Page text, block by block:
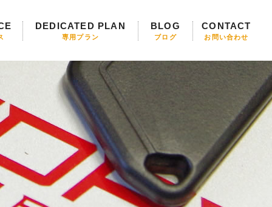
DEDICATED PLAN
専用プラン
BLOG
ブログ
CONTACT
お問い合わせ